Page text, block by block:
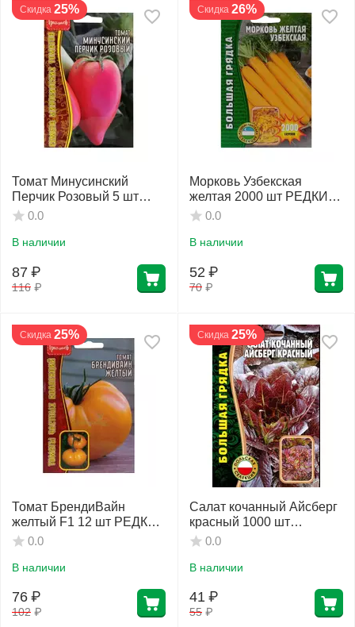
Скидка 25%
Томат Минусинский
Перчик Розовый 5 шт
РЕДКИЕ СЕМЕНА
0.0
В наличии
116 ₽
87 ₽
Скидка 26%
Морковь Узбекская
желтая 2000 шт РЕДКИЕ
СЕМЕНА
0.0
В наличии
70 ₽
52 ₽
Скидка 25%
Томат БрендиВайн
желтый F1 12 шт РЕДКИЕ
СЕМЕНА
0.0
В наличии
102 ₽
76 ₽
Скидка 25%
Салат кочанный Айсберг
красный 1000 шт
РЕДКИЕ СЕМЕНА
0.0
В наличии
55 ₽
41 ₽